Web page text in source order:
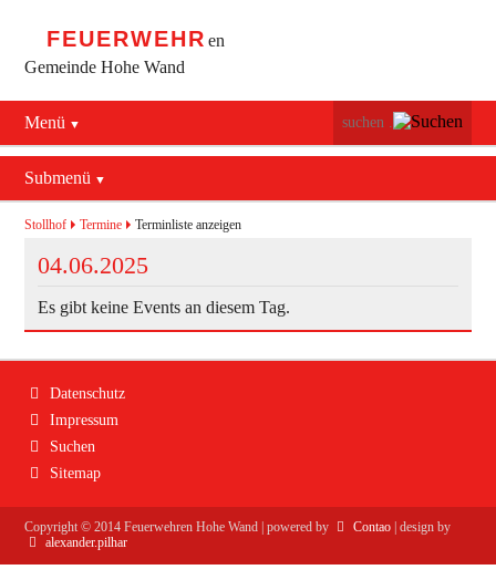
FEUERWEHR en
Gemeinde Hohe Wand
Menü
Navigation
überspringen
Maiersdorf
Stollhof
Submenü
Navigation
überspringen
Aktuelles
Mannschaft
Jugend
Ausrüstung
Feuerwehrhaus
Fahrzeuge
Termine
Geschichte
Stollhof Termine Terminliste anzeigen
04.06.2025
Es gibt keine Events an diesem Tag.
Navigation
Datenschutz
Impressum
Suchen
Sitemap
Copyright ©2014 Feuerwehren Hohe Wand | powered by Contao | design by
alexander.pilhar